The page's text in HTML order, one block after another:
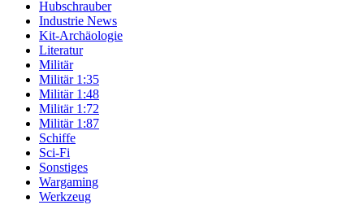
Hubschrauber
Industrie News
Kit-Archäologie
Literatur
Militär
Militär 1:35
Militär 1:48
Militär 1:72
Militär 1:87
Schiffe
Sci-Fi
Sonstiges
Wargaming
Werkzeug